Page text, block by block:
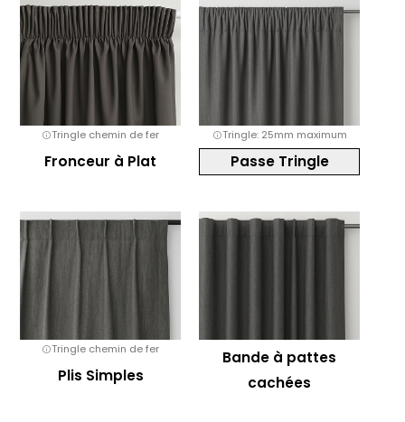
Tringle chemin de fer
Fronceur à Plat
Tringle: 25mm maximum
Passe Tringle
Tringle chemin de fer
Plis Simples
Bande à pattes
cachées